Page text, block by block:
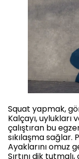
Squat yapmak,
Kalçayı, uylukları
çalıştıran bu
sıkılaşma sağlar.
Ayaklarını omuz
Sırtını dik